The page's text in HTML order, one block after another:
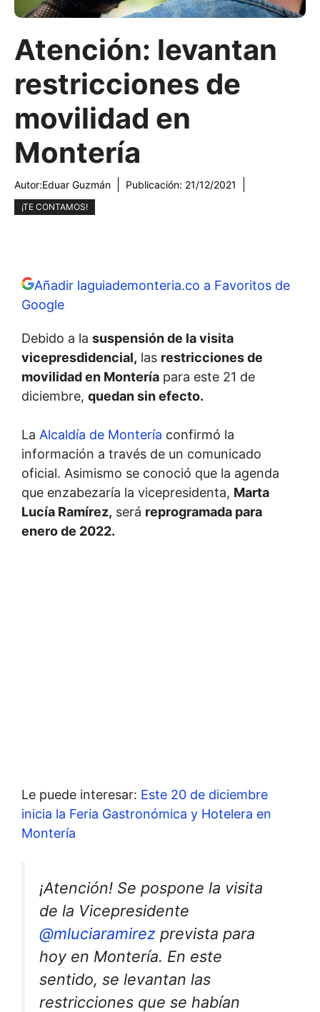
Atención: levantan
restricciones de
movilidad en
Montería
Autor:Eduar Guzmán Publicación: 21/12/2021
¡TE CONTAMOS!
Añadir laguiademonteria.co a Favoritos de
Google
Debido a la suspensión de la visita
vicepresdidencial, las restricciones de
movilidad en Montería para este 21 de
diciembre, quedan sin efecto.
La Alcaldía de Montería confirmó la
información a través de un comunicado
oficial. Asimismo se conoció que la agenda
que enzabezaría la vicepresidenta, Marta
Lucía Ramírez, será reprogramada para
enero de 2022.
Le puede interesar: Este 20 de diciembre
inicia la Feria Gastronómica y Hotelera en
Montería
¡Atención! Se pospone la visita
de la Vicepresidente
@mluciaramirez prevista para
hoy en Montería. En este
sentido, se levantan las
restricciones que se habían